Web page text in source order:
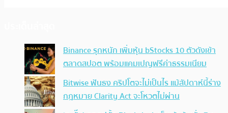
Binance รุกหนัก เพิ่มหุ้น bStocks 10 ตัวดังเข้า
ตลาดสปอต พร้อมแคมเปญฟรีค่าธรรมเนียม
Bitwise ฟันธง คริปโตจะไม่เป็นไร แม้สัปดาห์นี้ร่าง
กฎหมาย Clarity Act จะโหวตไม่ผ่าน